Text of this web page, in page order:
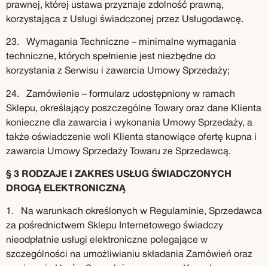
prawnej, której ustawa przyznaje zdolność prawną,
korzystająca z Usługi świadczonej przez Usługodawcę.
23. Wymagania Techniczne – minimalne wymagania
techniczne, których spełnienie jest niezbędne do
korzystania z Serwisu i zawarcia Umowy Sprzedaży;
24. Zamówienie – formularz udostępniony w ramach
Sklepu, określający poszczególne Towary oraz dane Klienta
konieczne dla zawarcia i wykonania Umowy Sprzedaży, a
także oświadczenie woli Klienta stanowiące ofertę kupna i
zawarcia Umowy Sprzedaży Towaru ze Sprzedawcą.
§ 3 RODZAJE I ZAKRES USŁUG ŚWIADCZONYCH
DROGĄ ELEKTRONICZNĄ
1. Na warunkach określonych w Regulaminie, Sprzedawca
za pośrednictwem Sklepu Internetowego świadczy
nieodpłatnie usługi elektroniczne polegające w
szczególności na umożliwianiu składania Zamówień oraz